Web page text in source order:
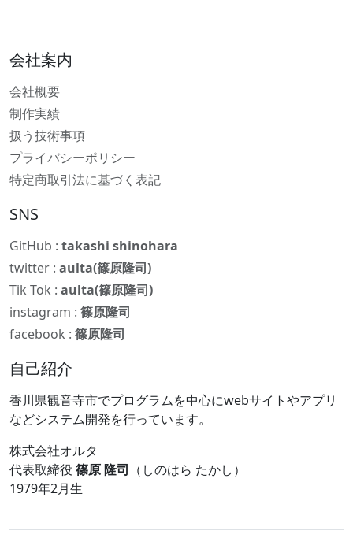
会社案内
会社概要
制作実績
扱う技術事項
プライバシーポリシー
特定商取引法に基づく表記
SNS
GitHub : takashi shinohara
twitter : aulta(篠原隆司)
Tik Tok : aulta(篠原隆司)
instagram : 篠原隆司
facebook : 篠原隆司
自己紹介
香川県観音寺市でプログラムを中心にwebサイトやアプリ
などシステム開発を行っています。
株式会社オルタ
代表取締役 篠原 隆司 （しのはら たかし）
1979年2月生